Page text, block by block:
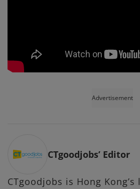
Advertisement
CTgoodjobs’ Editor
CTgoodjobs is Hong Kong’s